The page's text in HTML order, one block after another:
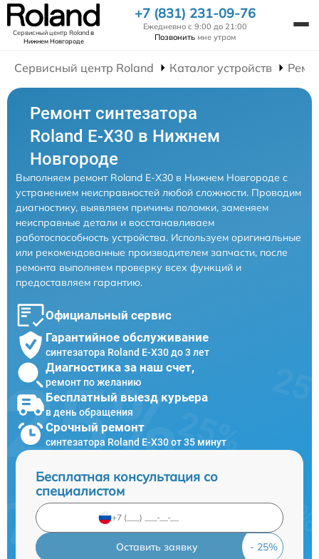
Сервисный центр Rolandв
Нижнем Новгороде
+7 (831) 231-09-76
Ежедневно с 9:00 до 21:00
Позвонить мне утром
Сервисный центр Roland Каталог устройств
Ремонт синтезатора
Roland E-X30 в Нижнем
Новгороде
Выполняем ремонт Roland E-X30 в Нижнем Новгороде с
устранением неисправностей любой сложности. Проводим
диагностику, выявляем причины поломки, заменяем
неисправные детали и восстанавливаем
работоспособность устройства. Используем оригинальные
или рекомендованные производителем запчасти, после
ремонта выполняем проверку всех функций и
предоставляем гарантию.
Официальный сервис
Гарантийное обслуживание
синтезатора Roland E-X30 до 3 лет
Диагностика за наш счет,
ремонт по желанию
Бесплатный выезд курьера
в день обращения
Срочный ремонт
синтезатора Roland E-X30 от 35 минут
Бесплатная консультация со
специалистом
Оставить заявку